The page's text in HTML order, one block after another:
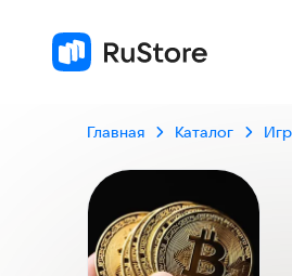
Главная Каталог